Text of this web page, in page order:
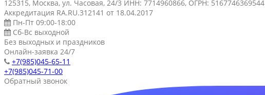
125315, Москва, ул. Часовая, 24/3 ИНН: 7714960866, ОГРН: 5167746369544
Аккредитация RA.RU.312141 от 18.04.2017
Пн-Пт 09:00-18:00
Сб-Вс выходной
Без выходных и праздников
Онлайн-заявка 24/7
+7(985)045-65-11
+7(985)045-71-00
Обратный звонок